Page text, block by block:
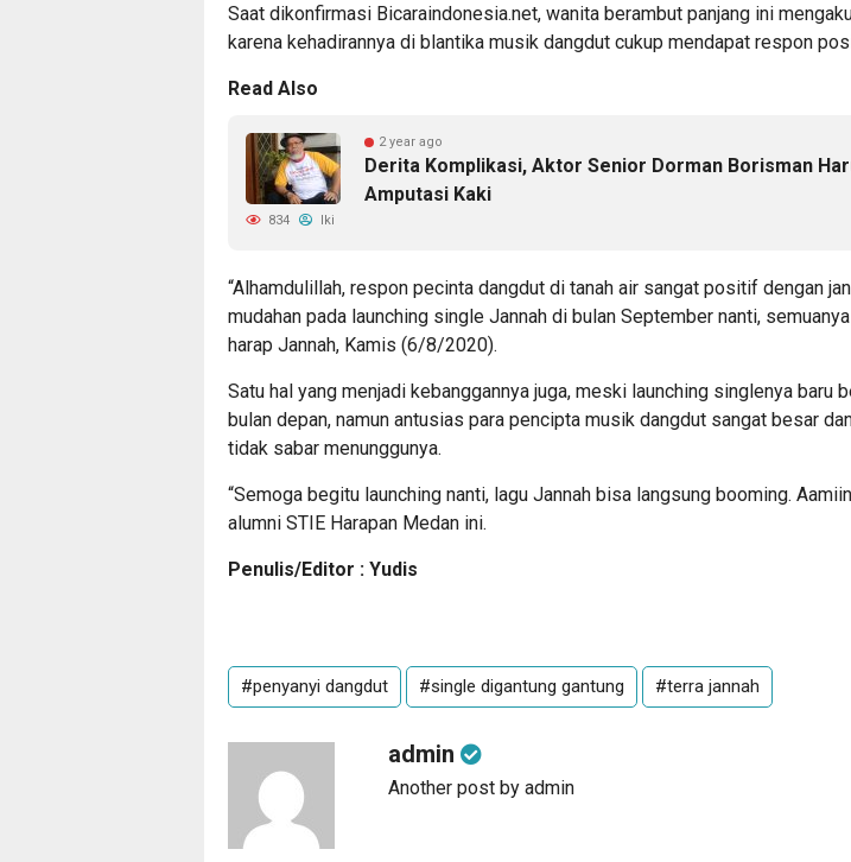
Saat dikonfirmasi Bicaraindonesia.net, wanita berambut panjang ini
karena kehadirannya di blantika musik dangdut cukup mendapat respon
Read Also
2 year ago
Derita Komplikasi, Aktor Senior Dorman Borisman
Amputasi Kaki
834 Iki
“Alhamdulillah, respon pecinta dangdut di tanah air sangat positif dengan
mudahan pada launching single Jannah di bulan September nanti, semuanya
harap Jannah, Kamis (6/8/2020).
Satu hal yang menjadi kebanggannya juga, meski launching singlenya baru
bulan depan, namun antusias para pencipta musik dangdut sangat besar
tidak sabar menunggunya.
“Semoga begitu launching nanti, lagu Jannah bisa langsung booming.
alumni STIE Harapan Medan ini.
Penulis/Editor : Yudis
#penyanyi dangdut #single digantung gantung #terra jannah
admin
Another post by admin